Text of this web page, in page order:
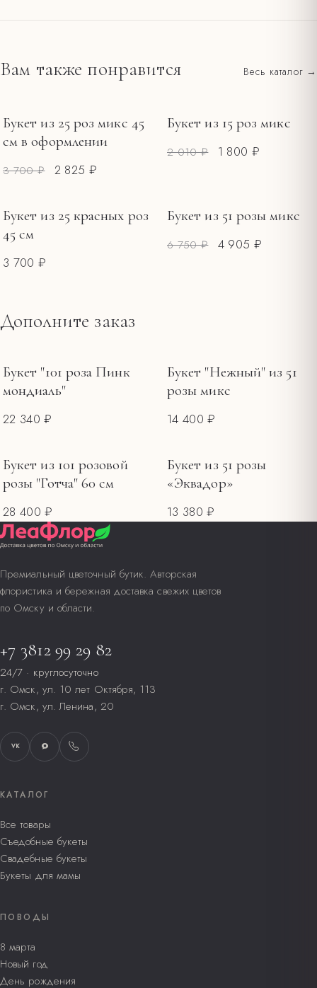
Все тарифы и зоны →
Держите букет вдали от прямого солнца, сквозняков и
Меняйте воду каждые 1–2 дня, обновляйте срез.
Вам также понравится Весь каталог →
РАСПРОДАЖА
Букет из 25 роз микс 45
см в оформлении
3 700 ₽ 2 825 ₽
РАСПРОДАЖА
Букет из 15 роз микс
2 010 ₽ 1 800 ₽
Букет из 25 красных роз
45 см
3 700 ₽
РАСПРОДАЖА
Букет из 51 розы микс
6 750 ₽ 4 905 ₽
Дополните заказ
Букет "101 роза Пинк
мондиаль"
22 340 ₽
Букет "Нежный" из 51
розы микс
14 400 ₽
Букет из 101 розовой
розы "Готча" 60 см
28 400 ₽
Букет из 51 розы
«Эквадор»
13 380 ₽
Премиальный цветочный бутик. Авторская
флористика и бережная доставка свежих цветов
по Омску и области.
+7 3812 99 29 82
24/7 · круглосуточно
г. Омск, ул. 10 лет Октября, 113
г. Омск, ул. Ленина, 20
VK
КАТАЛОГ
Все товары
Съедобные букеты
Свадебные букеты
Букеты для мамы
ПОВОДЫ
8 марта
Новый год
День рождения